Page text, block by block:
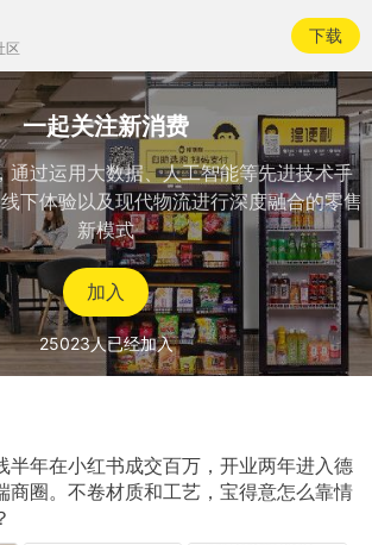
区
下载
一起关注新消费
通过运用大数据、人工智能等先进技术手
下体验以及现代物流进行深度融合的零售
新模式
加入
25023人已经加入
半年在小红书成交百万，开业两年进入德
商圈。不卷材质和工艺，宝得意怎么靠情